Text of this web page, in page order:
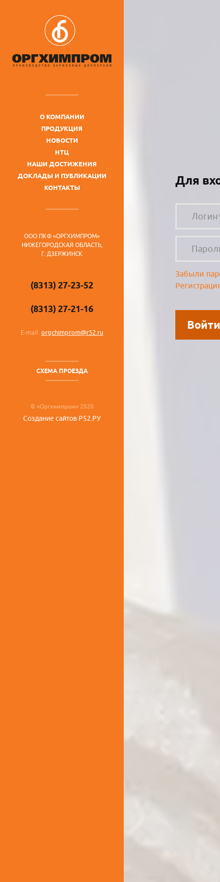
О КОМПАНИИ
ПРОДУКЦИЯ
НОВОСТИ
НТЦ
НАШИ ДОСТИЖЕНИЯ
ДОКЛАДЫ И ПУБЛИКАЦИИ
КОНТАКТЫ
ООО ПКФ «ОРГХИМПРОМ»
НИЖЕГОРОДСКАЯ ОБЛАСТЬ,
Г. ДЗЕРЖИНСК
(8313) 27-23-52
(8313) 27-21-16
E-mail:orgchimprom@r52.ru
СХЕМА ПРОЕЗДА
© «Оргхимпром» 2020
Создание сайтов Р52.РУ
Для
Забыли